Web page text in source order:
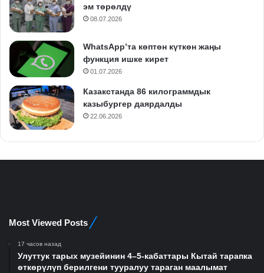
эм төрөлдү
08.07.2026
WhatsApp’та көптөн күткөн жаңы
функция ишке кирет
01.07.2026
Казакстанда 86 килограммдык
казыбургер даярдалды
22.06.2026
Most Viewed Posts
17 часов назад
Улуттук тарых музейинин 4–5-кабаттары Кытай тарапка
өткөрүлүп берилгени тууралуу тараган маалымат